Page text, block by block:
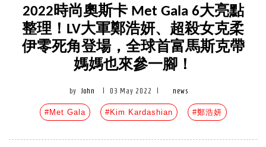
2022時尚奧斯卡 Met Gala 6大亮點
整理！LV大軍鄭浩妍、超殺女克柔
伊零死角登場，全球首富馬斯克帶
媽媽也來參一腳！
by John 03 May 2022 news
#Met Gala #Kim Kardashian #鄭浩妍